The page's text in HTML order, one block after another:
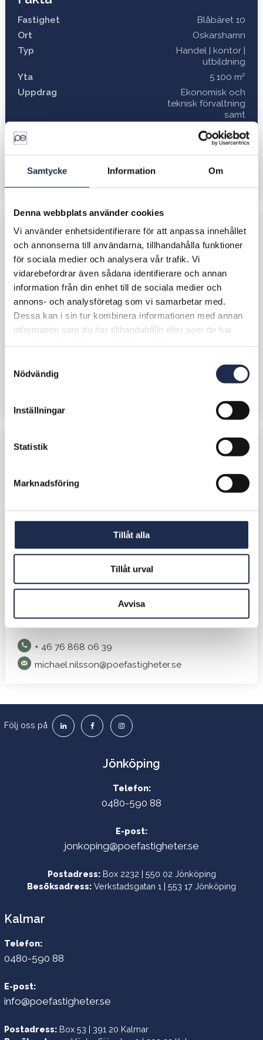
Samtycke Information Om
Denna webbplats använder cookies
Vi använder enhetsidentifierare för att anpassa innehållet
och annonserna till användarna, tillhandahålla funktioner
för sociala medier och analysera vår trafik. Vi
vidarebefordrar även sådana identifierare och annan
information från din enhet till de sociala medier och
annons- och analysföretag som vi samarbetar med.
Dessa kan i sin tur kombinera informationen med annan
information som du har tillhandahållit eller som de har
Nödvändig
Inställningar
Statistik
Marknadsföring
Tillåt alla
Tillåt urval
Avvisa
Fastighet
Blåbäret 10
Ort
Oskarshamn
Typ
Handel | kontor |
utbildning
Yta
5 100 m²
Uppdrag
Ekonomisk och
teknisk förvaltning
samt
Ägare
Affärsområde
Förvaltning
Segment
Industri och
+ 46 76 868 06 39
michael.nilsson@poefastigheter.se
Kalmar
Telefon:
0480-590 88
E-post:
info@poefastigheter.se
Postadress: Box 53 | 391 20 Kalmar
Jönköping
Telefon:
0480-590 88
E-post:
jonkoping@poefastigheter.se
Postadress:Box 2232 | 550 02 Jönköping
Besöksadress: Verkstadsgatan 1 | 553 17 Jönköping
Följ oss på